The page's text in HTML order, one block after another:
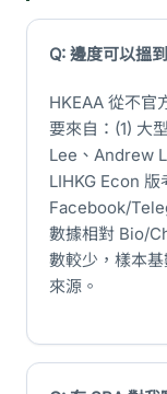
Q: 邊度可以搵
HKEAA 從不官
要來自：(1) 大
Lee、Andrew
LIHKG Econ
Facebook/
數據相對 Bio/
數較少，樣本
來源。